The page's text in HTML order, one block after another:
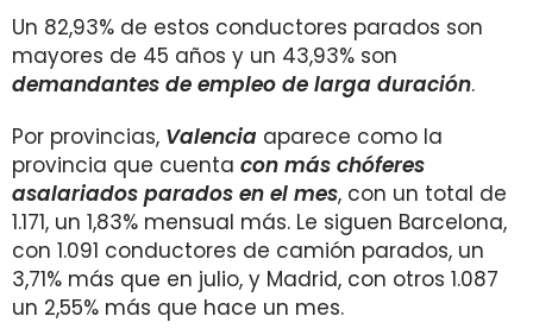
Un 82,93% de estos conductores parados son
mayores de 45 años y un 43,93% son
demandantes de empleo de larga duración.
Por provincias, Valencia aparece como la
provincia que cuenta con más chóferes
asalariados parados en el mes, con un total de
1.171, un 1,83% mensual más. Le siguen Barcelona,
con 1.091 conductores de camión parados, un
3,71% más que en julio, y Madrid, con otros 1.087
un 2,55% más que hace un mes.